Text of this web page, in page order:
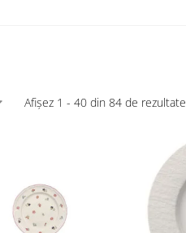
Afișez 1 - 40 din 84 de rezultate